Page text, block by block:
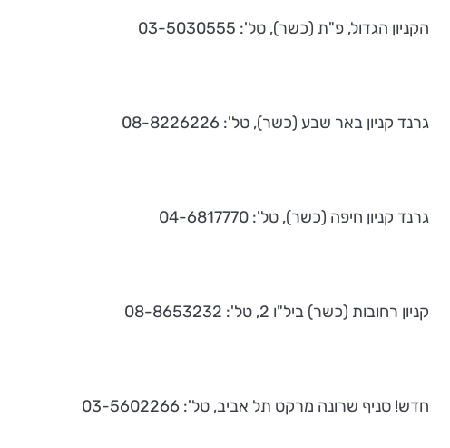
הקניון הגדול, פ"ת (כשר), טל': 03-5030555
גרנד קניון באר שבע (כשר), טל': 08-8226226
גרנד קניון חיפה (כשר), טל': 04-6817770
קניון רחובות (כשר) ביל"ו 2, טל': 08-8653232
חדש! סניף שרונה מרקט תל אביב, טל': 03-5602266